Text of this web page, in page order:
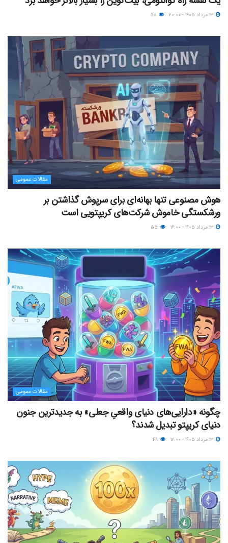
مقالات عمومی
هوش مصنوعی تنها بهانه‌ای برای سرپوش گذاشتن بر
ورشکستگی خاموش شرکت‌های کریپتویی است
مقالات عمومی
چگونه «دارایی‌های دنیای واقعیِ جعلی» به جدیدترین جنون
دنیای کریپتو تبدیل شدند؟